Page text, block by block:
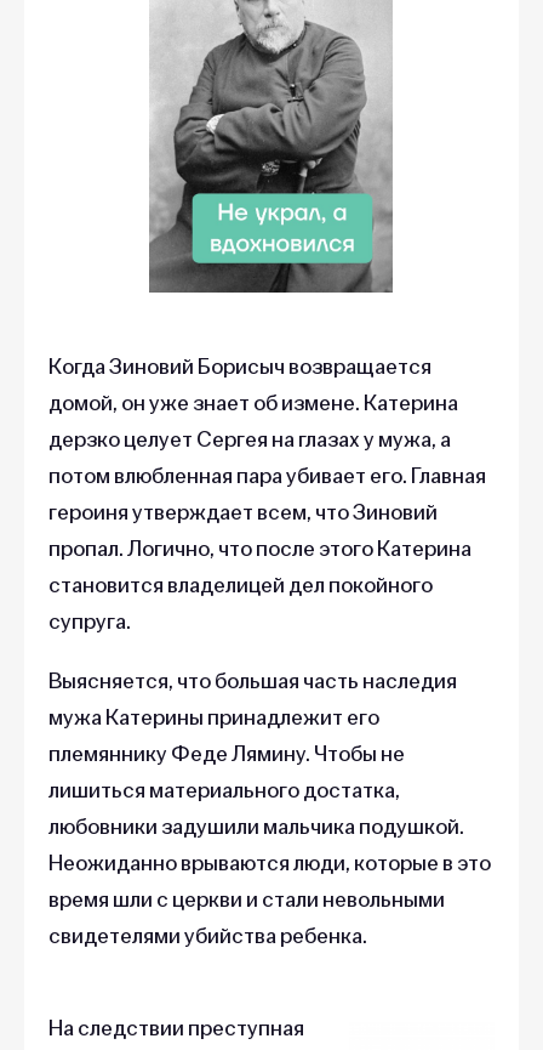
Когда Зиновий Борисыч возвращается
домой, он уже знает об измене. Катерина
дерзко целует Сергея на глазах у мужа, а
потом влюбленная пара убивает его. Главная
героиня утверждает всем, что Зиновий
пропал. Логично, что после этого Катерина
становится владелицей дел покойного
супруга.
Выясняется, что большая часть наследия
мужа Катерины принадлежит его
племяннику Феде Лямину. Чтобы не
лишиться материального достатка,
любовники задушили мальчика подушкой.
Неожиданно врываются люди, которые в это
время шли с церкви и стали невольными
свидетелями убийства ребенка.
На следствии преступная